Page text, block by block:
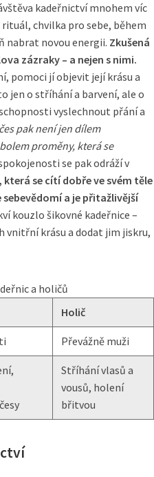
kadeřnictví mnohem víc
chvilka pro sebe, během
nabrat novou energii. Zkušená
zázraky – a nejen s nimi.
pomoci jí objevit její krásu a
jen o stříhání a barvení, ale o
vyslechnout přání a
pak není jen dílem
proměny, která se
se pak odráží v
která se cítí dobře ve svém těle
sebevědomí a je přitažlivější
kouzlo šikovné kadeřnice –
vnitřní krásu a dodat jim jiskru,
a holičů
Holič
Převážně muži
Stříhání vlasů a
vousů, holení
břitvou